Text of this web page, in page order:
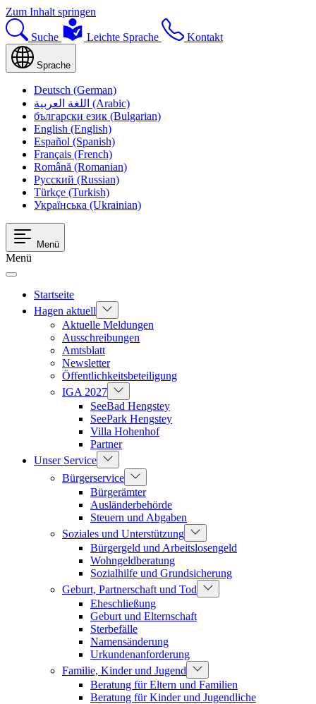
Zum Inhalt springen
Suche Leichte Sprache Kontakt
Sprache
Deutsch (German)
اللغة العربية (Arabic)
български език (Bulgarian)
English (English)
Español (Spanish)
Français (French)
Română (Romanian)
Русский (Russian)
Türkçe (Turkish)
Українська (Ukrainian)
Menü
Menü
Startseite
Hagen aktuell
Aktuelle Meldungen
Ausschreibungen
Amtsblatt
Newsletter
Öffentlichkeitsbeteiligung
IGA 2027
SeeBad Hengstey
SeePark Hengstey
Villa Hohenhof
Partner
Unser Service
Bürgerservice
Bürgerämter
Ausländerbehörde
Steuern und Abgaben
Soziales und Unterstützung
Bürgergeld und Arbeitslosengeld
Wohngeldberatung
Sozialhilfe und Grundsicherung
Geburt, Partnerschaft und Tod
Eheschließung
Geburt und Elternschaft
Sterbefälle
Namensänderung
Urkundenanforderung
Familie, Kinder und Jugend
Beratung für Eltern und Familien
Beratung für Kinder und Jugendliche